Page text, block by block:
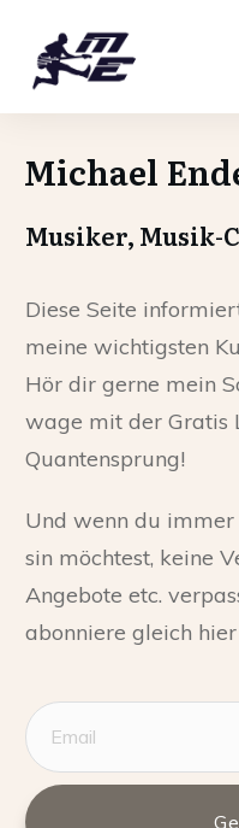
Michael
Musiker, Musik-
Diese Seite
meine wichtigsten
Hör dir gerne mein
wage mit der Gratis
Quantensprung!
Und wenn du
sin möchtest, keine
Angebote etc.
abonniere gleich